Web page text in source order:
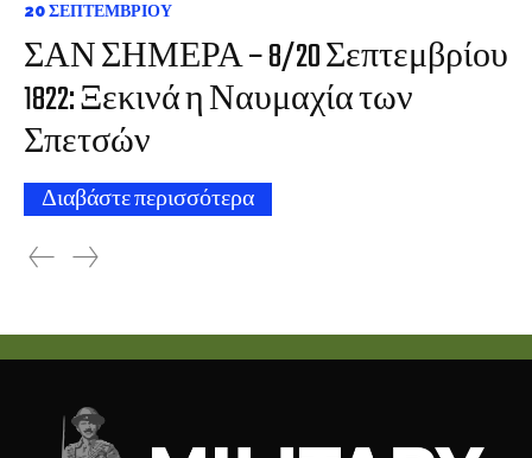
20 ΣΕΠΤΕΜΒΡΊΟΥ
ΣΑΝ ΣΗΜΕΡΑ – 8/20 Σεπτεμβρίου
1822: Ξεκινά η Ναυμαχία των
Σπετσών
Διαβάστε περισσότερα